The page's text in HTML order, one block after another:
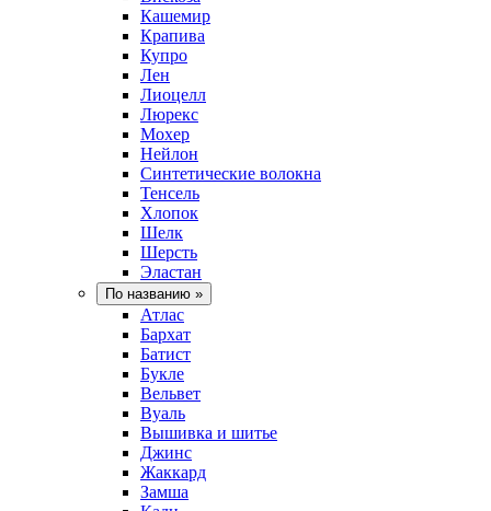
Кашемир
Крапива
Купро
Лен
Лиоцелл
Люрекс
Мохер
Нейлон
Синтетические волокна
Тенсель
Хлопок
Шелк
Шерсть
Эластан
По названию »
Атлас
Бархат
Батист
Букле
Вельвет
Вуаль
Вышивка и шитье
Джинс
Жаккард
Замша